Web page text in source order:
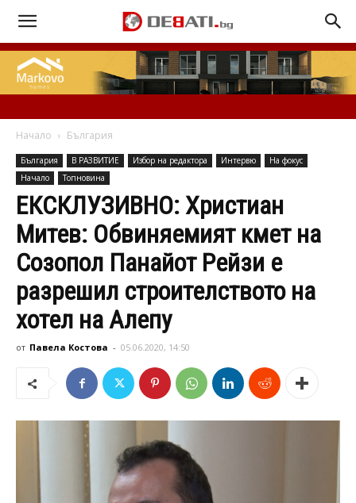
Начало България
България В РАЗВИТИЕ Избор на редактора Интервю
На фокус
Начало
Топновина
ЕКСКЛУЗИВНО: Христиан
Митев: Обвиняемият кмет на
Созопол Панайот Рейзи е
разрешил строителството на
хотел на Алепу
от Павела Костова - 05.06.2020, 14:50